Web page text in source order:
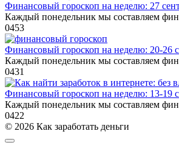
Финансовый гороскоп на неделю: 27
Каждый понедельник мы составляем
0453
Финансовый гороскоп на неделю: 20-26
Каждый понедельник мы составляем
0431
Финансовый гороскоп на неделю: 13-19
Каждый понедельник мы составляем
0422
© 2026 Как заработать деньги